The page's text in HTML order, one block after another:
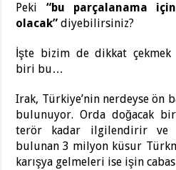
Peki “bu parçalanama
olacak” diyebilirsiniz?
İşte bizim de dikkat
biri bu…
Irak, Türkiye’nin nerdeyse ön
bulunuyor. Orda doğacak
terör kadar ilgilendirir ve
bulunan 3 milyon küsur
karışya gelmeleri ise işin